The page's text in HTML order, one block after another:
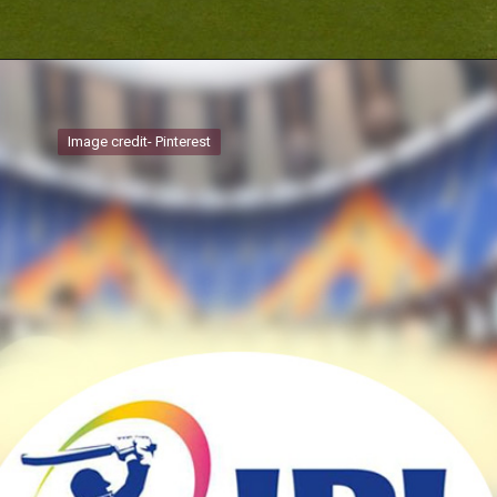
Image credit- Pinterest
Image credit- Pinterest